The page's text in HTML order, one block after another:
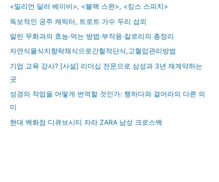
<밀리언 달러 베이비>, <블랙 스완>, <킹스 스피치>
독보적인 공주 캐릭터, 트로트 가수 두리 섭외
말린 무화과의 효능·먹는 방법·부작용·칼로리의 총정리
자연식물식지향락채식으로간헐적단식,고혈압관리방법
기업 교육 강사? [사설] 리더십 전문으로 삼성과 3년 재계약하는
곳
성경의 작업을 어떻게 번역할 것인가: 행하다와 걸어라의 다른 의
미
현대 백화점 디큐브시티 자라 ZARA 남성 크로스백